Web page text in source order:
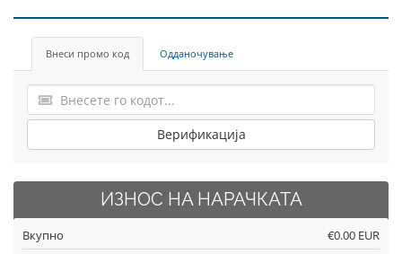
Внеси промо код Одданочување
Верификација
ИЗНОС НА НАРАЧКАТА
Вкупно €0.00 EUR